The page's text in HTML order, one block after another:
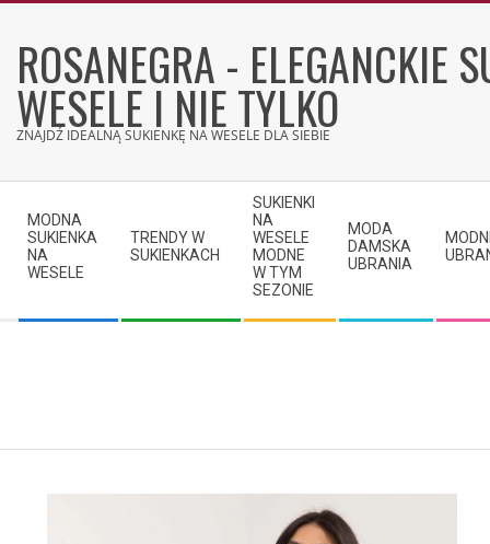
contentROSANEGRA - ELEGANCKIE
WESELE I NIE TYLKO
ZNAJDŹ IDEALNĄ SUKIENKĘ NA WESELE DLA SIEBIE
Navigation
Menu
MODNA
SUKIENKA
NA
WESELE
TRENDY W
SUKIENKACH
SUKIENKI
NA
WESELE
MODNE
W TYM
SEZONIE
MODA
DAMSKA
UBRANIA